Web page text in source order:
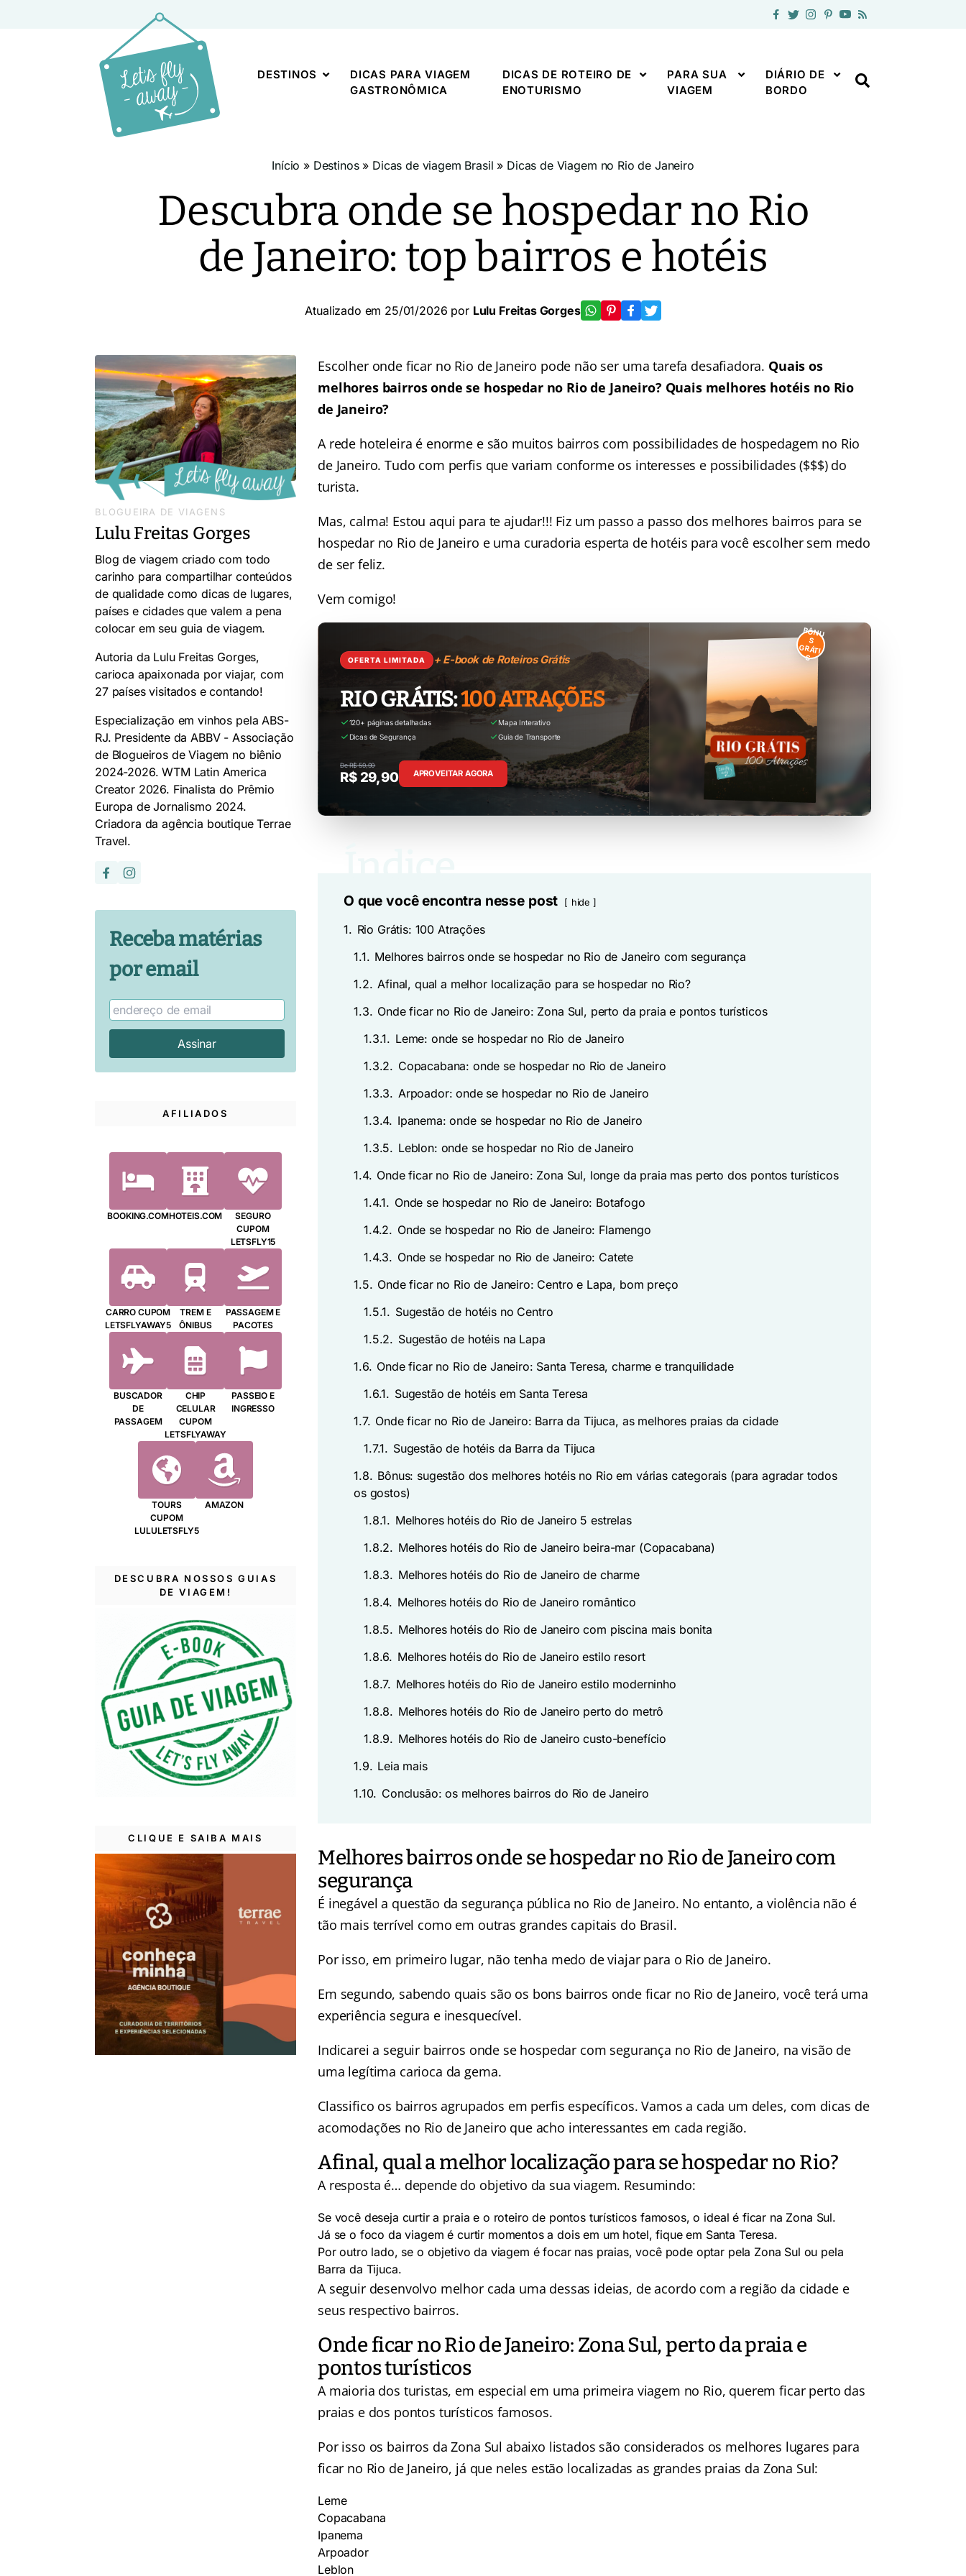
DESTINOS
DICAS PARA VIAGEM
GASTRONÔMICA
DICAS DE ROTEIRO DE
ENOTURISMO
PARA SUA
VIAGEM
DIÁRIO DE
BORDO
Início » Destinos» Dicas de viagem Brasil » Dicas de Viagem no Rio de Janeiro
Descubra onde se hospedar no Rio
de Janeiro: top bairros e hotéis
Atualizado em 25/01/2026 por Lulu Freitas Gorges
Escolher onde ficar no Rio de Janeiro pode não ser uma tarefa desafiadora. Quais os
melhores bairros onde se hospedar no Rio de Janeiro? Quais melhores hotéis no Rio
de Janeiro?
A rede hoteleira é enorme e são muitos bairros com possibilidades de hospedagem no Rio
de Janeiro. Tudo com perfis que variam conforme os interesses e possibilidades ($$$) do
turista.
Mas, calma! Estou aqui para te ajudar!!! Fiz um passo a passo dos melhores bairros para se
hospedar no Rio de Janeiro e uma curadoria esperta de hotéis para você escolher sem medo
de ser feliz.
Vem comigo!
OFERTA LIMITADA + E-book de Roteiros Grátis
RIO GRÁTIS:100 ATRAÇÕES
120+ páginas detalhadas
Mapa Interativo
Dicas de Segurança
Guia de Transporte
De R$ 59,90
R$ 29,90 APROVEITAR AGORA
BÔNU
S
GRÁTI
S
O que você encontra nesse post hide
1. Rio Grátis: 100 Atrações
1.1. Melhores bairros onde se hospedar no Rio de Janeiro com segurança
1.2. Afinal, qual a melhor localização para se hospedar no Rio?
1.3. Onde ficar no Rio de Janeiro: Zona Sul, perto da praia e pontos turísticos
1.3.1. Leme: onde se hospedar no Rio de Janeiro
1.3.2. Copacabana: onde se hospedar no Rio de Janeiro
1.3.3. Arpoador: onde se hospedar no Rio de Janeiro
1.3.4. Ipanema: onde se hospedar no Rio de Janeiro
1.3.5. Leblon: onde se hospedar no Rio de Janeiro
1.4. Onde ficar no Rio de Janeiro: Zona Sul, longe da praia mas perto dos pontos turísticos
1.4.1. Onde se hospedar no Rio de Janeiro: Botafogo
1.4.2. Onde se hospedar no Rio de Janeiro: Flamengo
1.4.3. Onde se hospedar no Rio de Janeiro: Catete
1.5. Onde ficar no Rio de Janeiro: Centro e Lapa, bom preço
1.5.1. Sugestão de hotéis no Centro
1.5.2. Sugestão de hotéis na Lapa
1.6. Onde ficar no Rio de Janeiro: Santa Teresa, charme e tranquilidade
1.6.1. Sugestão de hotéis em Santa Teresa
1.7. Onde ficar no Rio de Janeiro: Barra da Tijuca, as melhores praias da cidade
1.7.1. Sugestão de hotéis da Barra da Tijuca
1.8. Bônus: sugestão dos melhores hotéis no Rio em várias categorais (para agradar todos
os gostos)
1.8.1. Melhores hotéis do Rio de Janeiro 5 estrelas
1.8.2. Melhores hotéis do Rio de Janeiro beira-mar (Copacabana)
1.8.3. Melhores hotéis do Rio de Janeiro de charme
1.8.4. Melhores hotéis do Rio de Janeiro romântico
1.8.5. Melhores hotéis do Rio de Janeiro com piscina mais bonita
1.8.6. Melhores hotéis do Rio de Janeiro estilo resort
1.8.7. Melhores hotéis do Rio de Janeiro estilo moderninho
1.8.8. Melhores hotéis do Rio de Janeiro perto do metrô
1.8.9. Melhores hotéis do Rio de Janeiro custo-benefício
1.9. Leia mais
1.10. Conclusão: os melhores bairros do Rio de Janeiro
Melhores bairros onde se hospedar no Rio de Janeiro com
segurança
É inegável a questão da segurança pública no Rio de Janeiro. No entanto, a violência não é
tão mais terrível como em outras grandes capitais do Brasil.
Por isso, em primeiro lugar, não tenha medo de viajar para o Rio de Janeiro.
Em segundo, sabendo quais são os bons bairros onde ficar no Rio de Janeiro, você terá uma
experiência segura e inesquecível.
Indicarei a seguir bairros onde se hospedar com segurança no Rio de Janeiro, na visão de
uma legítima carioca da gema.
Classifico os bairros agrupados em perfis específicos. Vamos a cada um deles, com dicas de
acomodações no Rio de Janeiro que acho interessantes em cada região.
Afinal, qual a melhor localização para se hospedar no Rio?
A resposta é… depende do objetivo da sua viagem. Resumindo:
Se você deseja curtir a praia e o roteiro de pontos turísticos famosos, o ideal é ficar na Zona Sul.
Já se o foco da viagem é curtir momentos a dois em um hotel, fique em Santa Teresa.
Por outro lado, se o objetivo da viagem é focar nas praias, você pode optar pela Zona Sul ou pela
Barra da Tijuca.
A seguir desenvolvo melhor cada uma dessas ideias, de acordo com a região da cidade e
seus respectivo bairros.
Onde ficar no Rio de Janeiro: Zona Sul, perto da praia e
pontos turísticos
A maioria dos turistas, em especial em uma primeira viagem no Rio, querem ficar perto das
praias e dos pontos turísticos famosos.
Por isso os bairros da Zona Sul abaixo listados são considerados os melhores lugares para
ficar no Rio de Janeiro, já que neles estão localizadas as grandes praias da Zona Sul:
Leme
Copacabana
Ipanema
Arpoador
Leblon
BLOGUEIRA DE VIAGENS
Lulu Freitas Gorges
Blog de viagem criado com todo
carinho para compartilhar conteúdos
de qualidade como dicas de lugares,
países e cidades que valem a pena
colocar em seu guia de viagem.
Autoria da Lulu Freitas Gorges,
carioca apaixonada por viajar, com
27 países visitados e contando!
Especialização em vinhos pela ABS-
RJ. Presidente da ABBV - Associação
de Blogueiros de Viagem no biênio
2024-2026. WTM Latin America
Creator 2026. Finalista do Prêmio
Europa de Jornalismo 2024.
Criadora da agência boutique Terrae
Travel.
Receba matérias
por email
AFILIADOS
BOOKING.COMHOTEIS.COM
SEGURO
CUPOM
LETSFLY15
CARRO CUPOM
LETSFLYAWAY5
TREM E
ÔNIBUS
PASSAGEM E
PACOTES
BUSCADOR
DE
PASSAGEM
CHIP
CELULAR
CUPOM
LETSFLYAWAY
PASSEIO E
INGRESSO
TOURS
CUPOM
LULULETSFLY5
AMAZON
DESCUBRA NOSSOS GUIAS
DE VIAGEM!
CLIQUE E SAIBA MAIS